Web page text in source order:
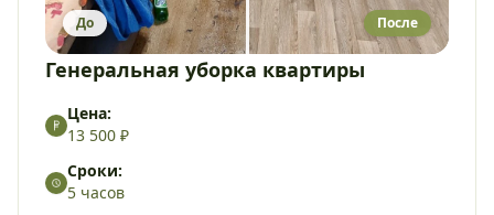
До После
Генеральная уборка квартиры
Цена:
13 500 ₽
Сроки:
5 часов